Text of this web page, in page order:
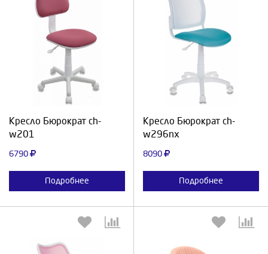
Кресло Бюрократ ch-
w201
6790
Подробнее
Выберите количество:
Продолжить
Кресло Бюрократ ch-
w296nx
8090
Подробнее
Выберите количество: